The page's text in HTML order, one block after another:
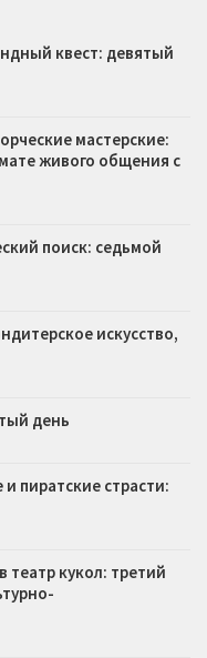
квест: девятый
мастерские:
живого общения с
поиск: седьмой
искусство,
день
пиратские страсти:
театр кукол: третий